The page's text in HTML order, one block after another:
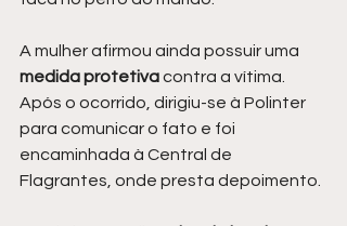
A mulher afirmou ainda possuir uma
medida protetiva contra a vítima.
Após o ocorrido, dirigiu-se à Polinter
para comunicar o fato e foi
encaminhada à Central de
Flagrantes, onde presta depoimento.